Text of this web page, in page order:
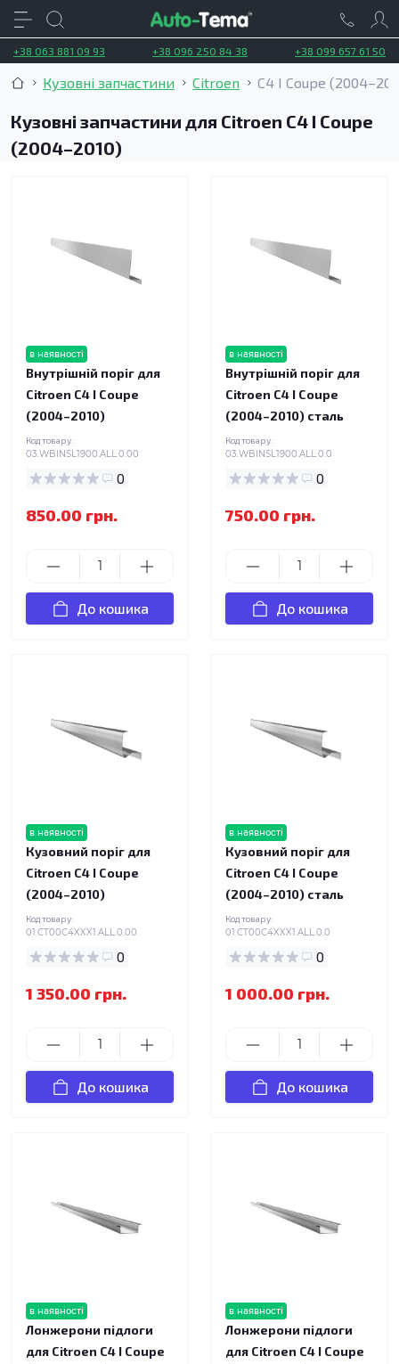
+38 063 881 09 93 +38 096 250 84 38 +38 099 657 61 50
Кузовні запчастини Citroen C4 I Coupe
Кузовні запчастини для Citroen C4 I Coupe
(2004–2010)
в наявності
Внутрішній поріг для
Citroen C4 I Coupe
(2004–2010)
Код товару:
03.WBINSL1900.ALL.0.00
0
850.00 грн.
До кошика
в наявності
Внутрішній поріг для
Citroen C4 I Coupe
(2004–2010) сталь
Код товару:
03.WBINSL1900.ALL.0.0
0
750.00 грн.
До кошика
в наявності
Кузовний поріг для
Citroen C4 I Coupe
(2004–2010)
Код товару:
01.CT00C4XXX1.ALL.0.00
0
1 350.00 грн.
До кошика
в наявності
Кузовний поріг для
Citroen C4 I Coupe
(2004–2010) сталь
Код товару:
01.CT00C4XXX1.ALL.0.0
0
1 000.00 грн.
До кошика
в наявності
Лонжерони підлоги
для Citroen C4 I Coupe
в наявності
Лонжерони підлоги
для Citroen C4 I Coupe